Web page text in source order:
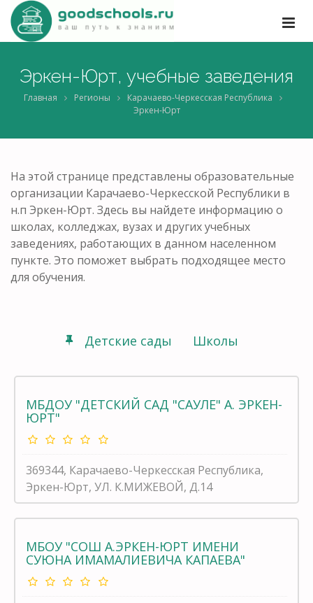
Эркен-Юрт, учебные заведения
Главная Регионы
Карачаево-Черкесская Республика
Эркен-Юрт
На этой странице представлены образовательные
организации Карачаево-Черкесской Республики в
н.п Эркен-Юрт. Здесь вы найдете информацию о
школах, колледжах, вузах и других учебных
заведениях, работающих в данном населенном
пункте. Это поможет выбрать подходящее место
для обучения.
Детские сады Школы
МБДОУ "ДЕТСКИЙ САД "САУЛЕ" А. ЭРКЕН-
ЮРТ"
369344, Карачаево-Черкесская Республика,
Эркен-Юрт, УЛ. К.МИЖЕВОЙ, Д.14
МБОУ "СОШ А.ЭРКЕН-ЮРТ ИМЕНИ
СУЮНА ИМАМАЛИЕВИЧА КАПАЕВА"